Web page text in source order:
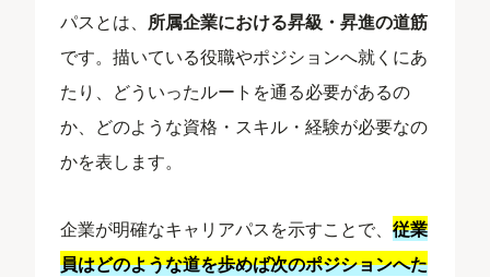
パスとは、 所属企業における昇級・昇進の道筋
です。描いている役職やポジションへ就くにあ
たり、どういったルートを通る必要があるの
か、どのような資格・スキル・経験が必要なの
かを表します。
企業が明確なキャリアパスを示すことで、従業
員はどのような道を歩めば次のポジションへた